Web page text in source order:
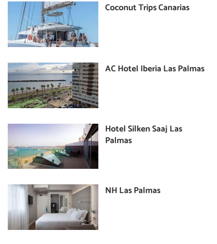
Coconut Trips Canarias
AC Hotel Iberia Las Palmas
Hotel Silken Saaj Las
Palmas
NH Las Palmas